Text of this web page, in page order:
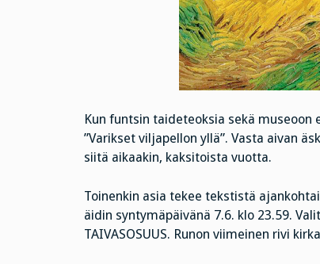
Kun funtsin taideteoksia sekä
”Varikset viljapellon yllä”. Vasta aivan
siitä aikaakin, kaksitoista vuotta.
Toinenkin asia tekee tekstistä
äidin syntymäpäivänä 7.6. klo 23.59.
TAIVASOSUUS. Runon viimeinen rivi